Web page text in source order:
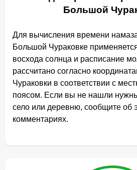
Большой
Для вычисления времени
Большой Чураковке
восхода солнца и расписание
рассчитано согласно
Чураковки в соответствии с
поясом. Если вы не нашли
село или деревню, сообщите об
комментариях.